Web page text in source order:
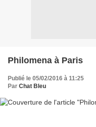
Philomena à Paris
Publié le 05/02/2016 à 11:25
Par Chat Bleu